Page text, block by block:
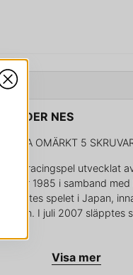
RIDER NES
OMÄRKT 5
racingspel utvecklat
1985 i samband
släpptes spelet i Japan,
I juli 2007 släpptes
anfalls av onda varelser,
Spelets huvudperson,
Visa mer